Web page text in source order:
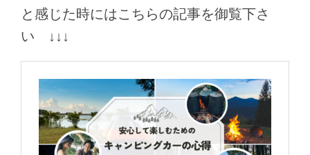
と感じた時にはこちらの記事を御覧下さ
い ↓↓↓